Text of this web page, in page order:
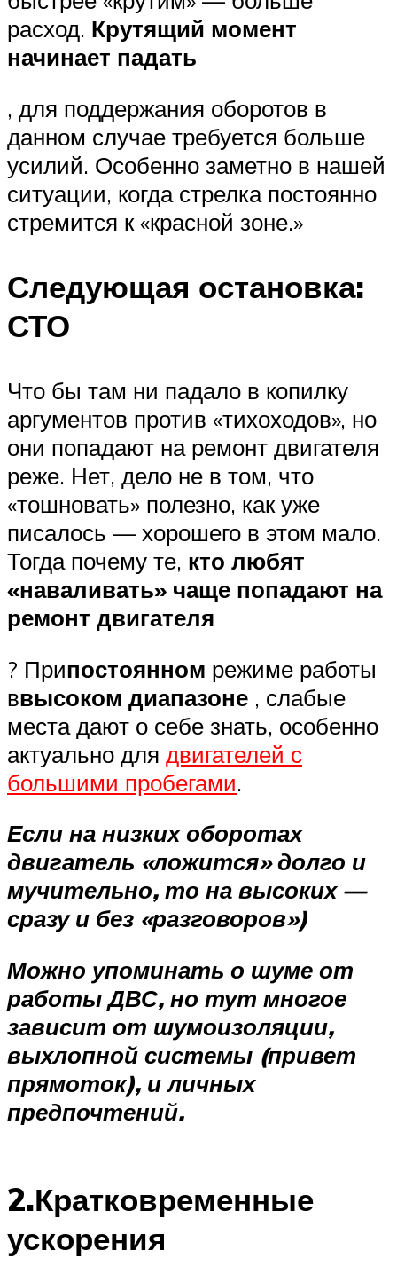
расход. Крутящий момент
начинает падать
, для поддержания оборотов в
данном случае требуется больше
усилий. Особенно заметно в нашей
ситуации, когда стрелка постоянно
стремится к «красной зоне.»
Следующая остановка:
СТО
Что бы там ни падало в копилку
аргументов против «тихоходов», но
они попадают на ремонт двигателя
реже. Нет, дело не в том, что
«тошновать» полезно, как уже
писалось — хорошего в этом мало.
Тогда почему те, кто любят
«наваливать» чаще попадают на
ремонт двигателя
? Припостоянном режиме работы
ввысоком диапазоне , слабые
места дают о себе знать, особенно
актуально для двигателей с
большими пробегами.
Если на низких оборотах
двигатель «ложится» долго и
мучительно, то на высоких —
сразу и без «разговоров»)
Можно упоминать о шуме от
работы ДВС, но тут многое
зависит от шумоизоляции,
выхлопной системы (привет
прямоток), и личных
предпочтений.
2.Кратковременные
ускорения